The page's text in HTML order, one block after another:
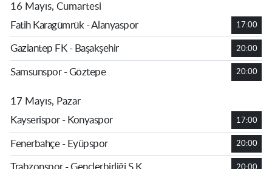
16 Mayıs, Cumartesi
Fatih Karagümrük - Alanyaspor
17:00
Gaziantep FK - Başakşehir 20:00
Samsunspor - Göztepe 20:00
17 Mayıs, Pazar
Kayserispor - Konyaspor
17:00
Fenerbahçe - Eyüpspor 20:00
20:00